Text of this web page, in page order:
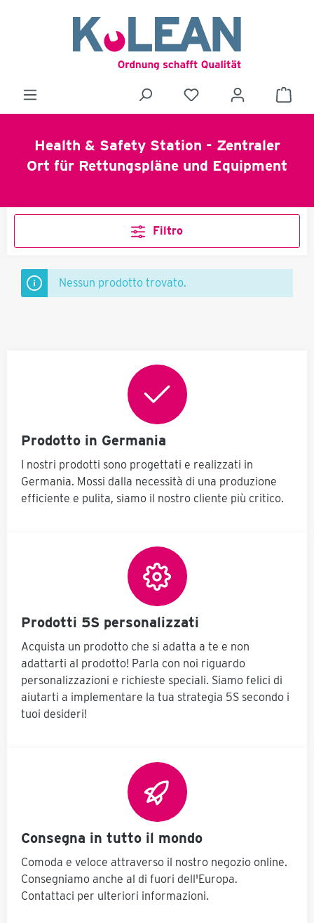
Health & Safety Station - Zentraler
Ort für Rettungspläne und Equipment
Filtro
Nessun prodotto trovato.
Prodotto in Germania
I nostri prodotti sono progettati e realizzati in
Germania. Mossi dalla necessità di una produzione
efficiente e pulita, siamo il nostro cliente più critico.
Prodotti 5S personalizzati
Acquista un prodotto che si adatta a te e non
adattarti al prodotto! Parla con noi riguardo
personalizzazioni e richieste speciali. Siamo felici di
aiutarti a implementare la tua strategia 5S secondo i
tuoi desideri!
Consegna in tutto il mondo
Comoda e veloce attraverso il nostro negozio online.
Consegniamo anche al di fuori dell'Europa.
Contattaci per ulteriori informazioni.